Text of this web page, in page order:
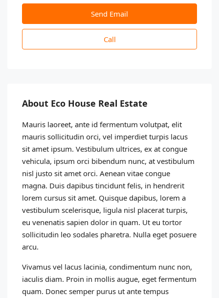
Send Email
Call
About Eco House Real Estate
Mauris laoreet, ante id fermentum volutpat, elit
mauris sollicitudin orci, vel imperdiet turpis lacus
sit amet ipsum. Vestibulum ultrices, ex at congue
vehicula, ipsum orci bibendum nunc, at vestibulum
nisl justo sit amet orci. Aenean vitae congue
magna. Duis dapibus tincidunt felis, in hendrerit
lorem cursus sit amet. Quisque dapibus, lorem a
vestibulum scelerisque, ligula nisl placerat turpis,
eu venenatis sapien dolor in quam. Ut eu tortor
sollicitudin leo sodales pharetra. Nulla eget posuere
arcu.
Vivamus vel lacus lacinia, condimentum nunc non,
iaculis diam. Proin in mollis augue, eget fermentum
quam. Donec semper purus ut ante tempus